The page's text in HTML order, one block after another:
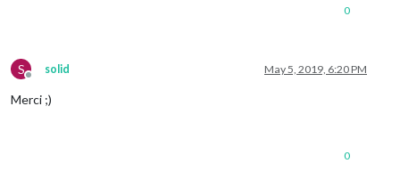
0
S
Offline
solid May 5, 2019, 6:20 PM
Merci ;)
0